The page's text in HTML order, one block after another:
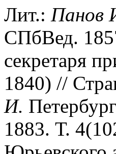
Лит.: Панов
СПбВед.
секретаря
1840) //
И.
1883. Т.